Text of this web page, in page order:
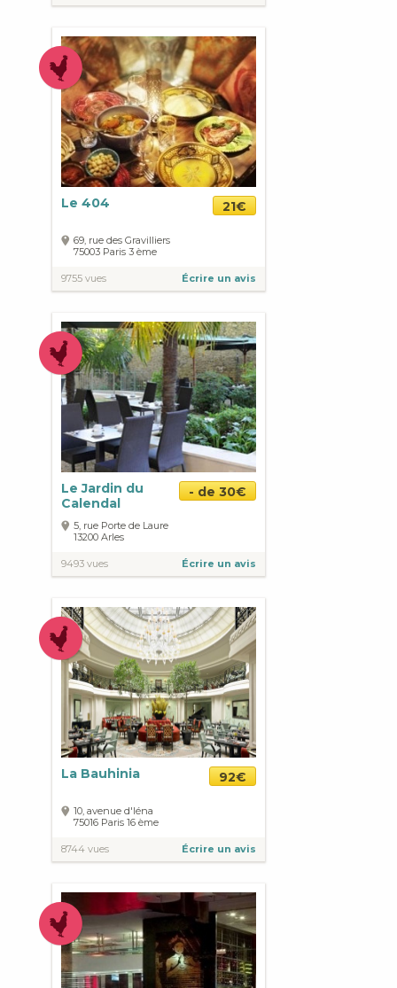
Le 404 21€
69, rue des Gravilliers
75003 Paris 3 ème
9755 vues Écrire un avis
Le Jardin du
Calendal
- de 30€
5, rue Porte de Laure
13200 Arles
9493 vues Écrire un avis
La Bauhinia 92€
10, avenue d'Iéna
75016 Paris 16 ème
8744 vues Écrire un avis